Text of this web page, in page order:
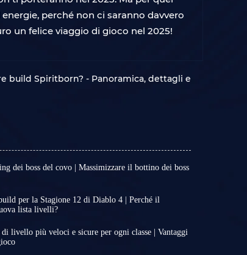
perché non ci saranno davvero
un felice viaggio di gioco nel 2025!
build Spiritborn? - Panoramica, dettagli e
dei boss del covo | Massimizzare il bottino dei boss
del sistema dei piani di guerra
Puoi personalizzare i nodi dei
al momento
i boss del covo nell'endgame, e
per la Stagione 12 di Diablo 4 | Perché il
lista livelli?
Diablo 4: la Stagione del Massacro
11 marzo 2026, succedendo alla
livello più veloci e sicure per ogni classe | Vantaggi